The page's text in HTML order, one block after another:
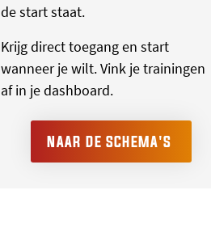
de start staat.
Krijg direct toegang en start
wanneer je wilt. Vink je trainingen
af in je dashboard.
NAAR DE SCHEMA'S